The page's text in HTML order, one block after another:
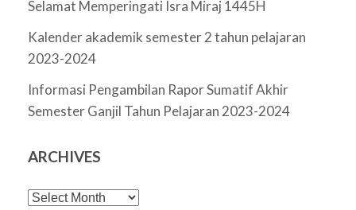
Selamat Memperingati Isra Miraj 1445H
Kalender akademik semester 2 tahun pelajaran
2023-2024
Informasi Pengambilan Rapor Sumatif Akhir
Semester Ganjil Tahun Pelajaran 2023-2024
ARCHIVES
Archives